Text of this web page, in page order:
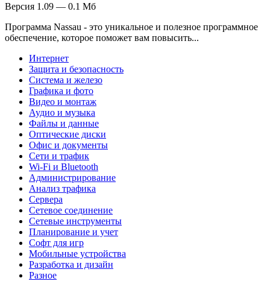
Версия 1.09 — 0.1 Мб
Программа Nassau - это уникальное и полезное программное
обеспечение, которое поможет вам повысить...
Интернет
Защита и безопасность
Система и железо
Графика и фото
Видео и монтаж
Аудио и музыка
Файлы и данные
Оптические диски
Офис и документы
Сети и трафик
Wi-Fi и Bluetooth
Администрирование
Анализ трафика
Сервера
Сетевое соединение
Сетевые инструменты
Планирование и учет
Софт для игр
Мобильные устройства
Разработка и дизайн
Разное